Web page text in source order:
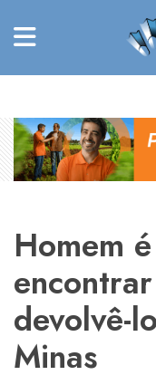
Homem
devolvê-
Minas